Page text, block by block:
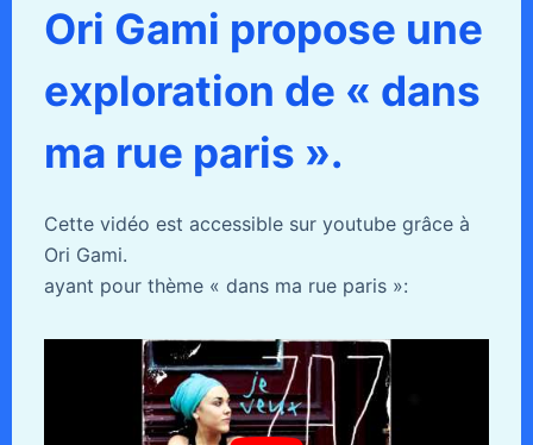
Ori Gami propose une
exploration de « dans
ma rue paris ».
Cette vidéo est accessible sur youtube grâce à
Ori Gami.
ayant pour thème « dans ma rue paris »: